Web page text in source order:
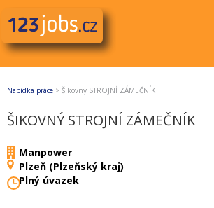
Nabídka práce > Šikovný STROJNÍ ZÁMEČNÍK
ŠIKOVNÝ STROJNÍ ZÁMEČNÍK
Manpower
Plzeň (Plzeňský kraj)
Plný úvazek